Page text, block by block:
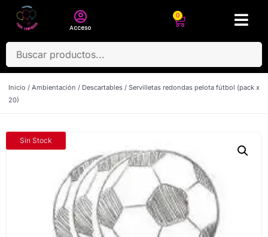
Acceso
0
Inicio / Ambientación / Descartables / Servilletas redondas pelota fútbol (pack x
20)
Sin Stock